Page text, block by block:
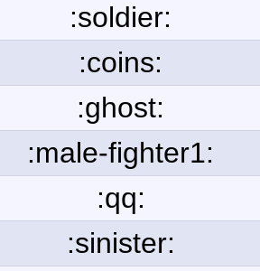
:soldier:
:coins:
:ghost:
:male-fighter1:
:qq:
:sinister: